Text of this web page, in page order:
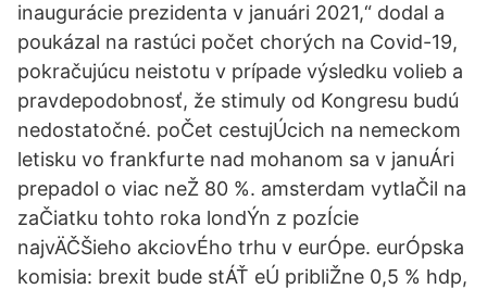
inaugurácie prezidenta v januári 2021,“ dodal a
poukázal na rastúci počet chorých na Covid-19,
pokračujúcu neistotu v prípade výsledku volieb a
pravdepodobnosť, že stimuly od Kongresu budú
nedostatočné. poČet cestujÚcich na nemeckom
letisku vo frankfurte nad mohanom sa v januÁri
prepadol o viac neŽ 80 %. amsterdam vytlaČil na
zaČiatku tohto roka londÝn z pozÍcie
najvÄČŠieho akciovÉho trhu v eurÓpe. eurÓpska
komisia: brexit bude stÁŤ eÚ pribliŽne 0,5 % hdp,